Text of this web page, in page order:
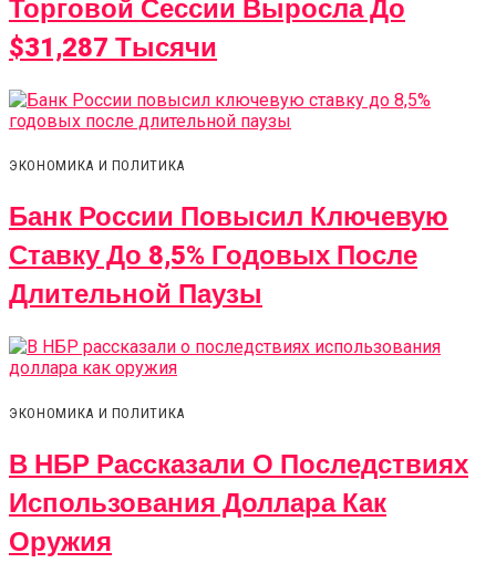
Торговой Сессии Выросла До
$31,287 Тысячи
ЭКОНОМИКА И ПОЛИТИКА
Банк России Повысил Ключевую
Ставку До 8,5% Годовых После
Длительной Паузы
ЭКОНОМИКА И ПОЛИТИКА
В НБР Рассказали О Последствиях
Использования Доллара Как
Оружия